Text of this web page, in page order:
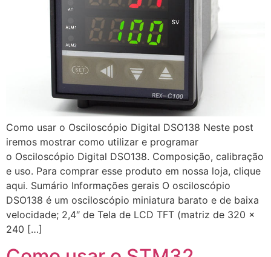
Como usar o Osciloscópio Digital DSO138 Neste post
iremos mostrar como utilizar e programar
o Osciloscópio Digital DSO138. Composição, calibração
e uso. Para comprar esse produto em nossa loja, clique
aqui. Sumário Informações gerais O osciloscópio
DSO138 é um osciloscópio miniatura barato e de baixa
velocidade; 2,4″ de Tela de LCD TFT (matriz de 320 x
240 […]